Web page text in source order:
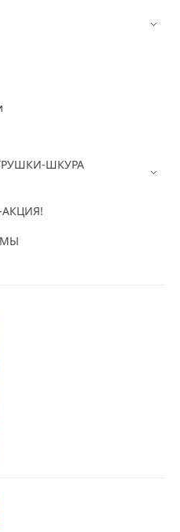
ШКУРА
АКЦИЯ!